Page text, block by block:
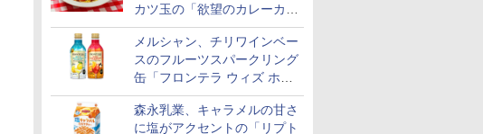
カツ玉の「欲望のカレーカツ
玉スパ」発売
メルシャン、チリワインベー
スのフルーツスパークリング
缶「フロンテラ ウィズ ホワ
イトレモン/カシスオレン
ジ」発売
森永乳業、キャラメルの甘さ
に塩がアクセントの「リプト